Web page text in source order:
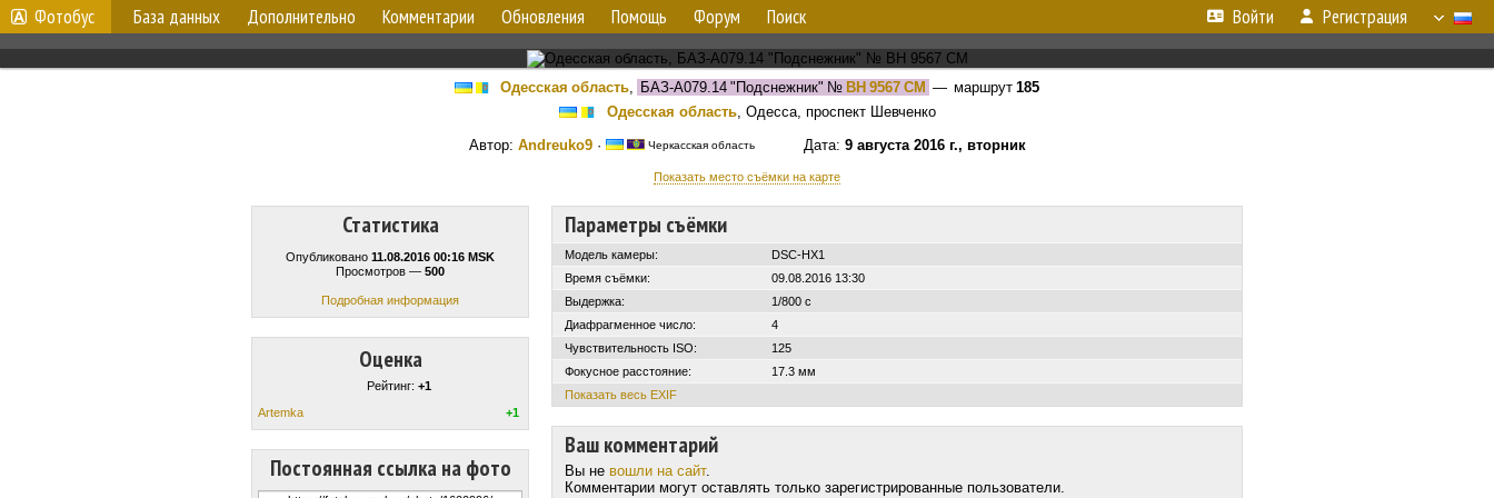
Фотобус База данных Дополнительно Комментарии Обновления Помощь Форум Поиск Войти Регистрация
Одесская область, БАЗ-А079.14 "Подснежник" № BH 9567 CM — маршрут 185
Одесская область, Одесса, проспект Шевченко
Автор: Andreuko9· Черкасская областьДата: 9 августа 2016 г., вторник
Показать место съёмки на карте
Статистика
Опубликовано 11.08.2016 00:16 MSK
Просмотров — 500
Подробная информация
Оценка
Рейтинг: +1
Artemka
+1
Постоянная ссылка на фото
Параметры съёмки
Модель камеры:
DSC-HX1
Время съёмки:
09.08.2016 13:30
Выдержка:
1/800 с
Диафрагменное число:
4
Чувствительность ISO:
125
Фокусное расстояние:
17.3 мм
Показать весь EXIF
Ваш комментарий
Вы не вошли на сайт.
Комментарии могут оставлять только зарегистрированные пользователи.